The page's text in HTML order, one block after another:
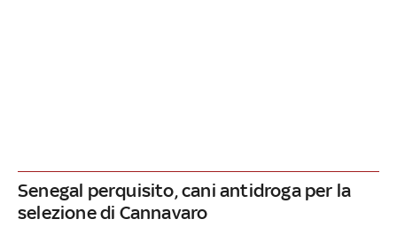
Senegal perquisito, cani antidroga per la
selezione di Cannavaro